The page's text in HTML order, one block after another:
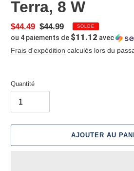
Terra, 8 W
Prix
réduit
$44.49 Prix
normal
$44.99 SOLDE
ou 4 paiements de $11.12 avec
Frais d'expédition calculés lors du
Quantité
AJOUTER AU